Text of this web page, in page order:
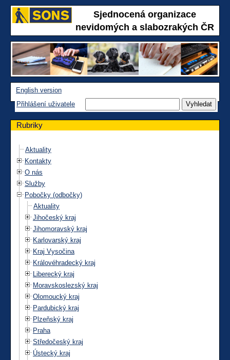
Sjednocená organizace
nevidomých a slabozrakých ČR
English version
Přihlášení uživatele
Rubriky
Aktuality
Kontakty
O nás
Služby
Pobočky (odbočky)
Aktuality
Jihočeský kraj
Jihomoravský kraj
Karlovarský kraj
Kraj Vysočina
Královéhradecký kraj
Liberecký kraj
Moravskoslezský kraj
Olomoucký kraj
Pardubický kraj
Plzeňský kraj
Praha
Středočeský kraj
Ústecký kraj